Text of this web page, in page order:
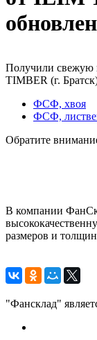
Получили свежую
TIMBER (г.
ФСФ, хвоя
ФСФ,
Обратите
В компании
размеров и
"Фансклад"